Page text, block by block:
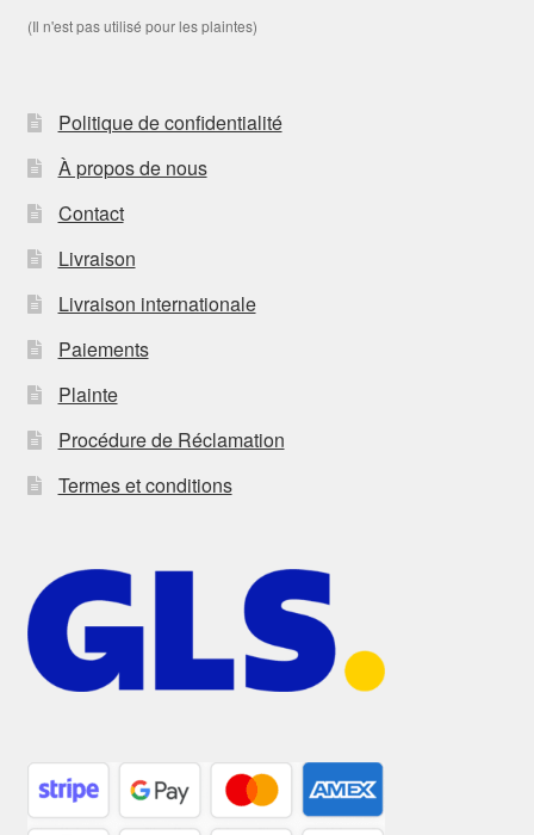
(Il n'est pas utilisé pour les plaintes)
Politique de confidentialité
À propos de nous
Contact
Livraison
Livraison internationale
Paiements
Plainte
Procédure de Réclamation
Termes et conditions